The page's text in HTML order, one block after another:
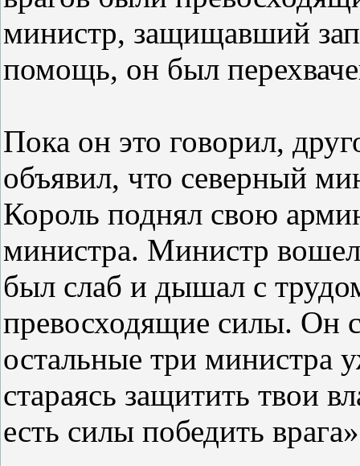
министр, защищавший
помощь, он был
Пока он это говорил,
объявил, что северный
Король поднял свою
министра. Министр
был слаб и дышал с
превосходящие силы. Он
остальные три министра
стараясь защитить твои
есть силы победить